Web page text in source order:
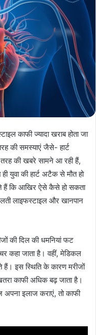
काफी ज्यादा खराब होता जा
की समस्याएं जैसे- हार्ट
तरह की खबरे सामने आ रही हैं,
युवा की हार्ट अटैक से मौत हो
हैं कि आखिर ऐसे कैसे हो सकता
लाइफस्टाइल और खानपान
की दिल की धमनियां फट
कहा जाता है। वहीं, मेडिकल
इस स्थिति के कारण मरीजों
काफी अधिक बढ़ जाता है।
इलाज कराएं, तो काफी